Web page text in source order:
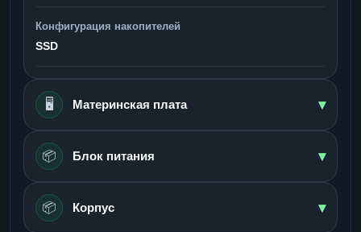
Конфигурация накопителей
SSD
🖥️ Материнская плата ▾
📦 Блок питания ▾
📦 Корпус ▾